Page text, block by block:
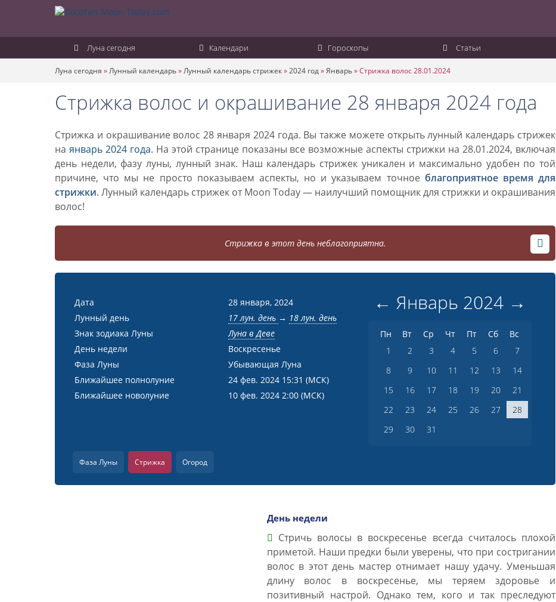
Луна сегодня Календари Гороскопы Статьи
Луна сегодня »Лунный календарь»Лунный календарь стрижек»2024 год»Январь»Стрижка волос 28.01.2024
Стрижка волос и окрашивание 28 января 2024 года
Стрижка и окрашивание волос 28 января 2024 года. Вы также можете открыть лунный календарь стрижек
на январь 2024 года. На этой странице показаны все возможные аспекты стрижки на 28.01.2024, включая
день недели, фазу луны, лунный знак. Наш календарь стрижек уникален и максимально удобен по той
причине, что мы не просто показываем аспекты, но и указываем точное благоприятное время для
стрижки. Лунный календарь стрижек от Moon Today — наилучший помощник для стрижки и окрашивания
волос!
Стрижка в этот день неблагоприятна.
Дата
28 января, 2024
Лунный день
17 лун. день → 18 лун. день
Знак зодиака Луны
Луна в Деве
День недели
Воскресенье
Фаза Луны
Убывающая Луна
Ближайшее полнолуние
24 фев. 2024 15:31 (МСК)
Ближайшее новолуние
10 фев. 2024 2:00 (МСК)
← Январь 2024 →
Пн Вт Ср Чт Пт Сб
Вс
1
2 3 4 5 6
7
8
9 10 11 12 13
14
15
16 17 18 19 20
21
22
23 24 25 26 27
28
29
30 31
Фаза Луны Стрижка Огород
День недели
Стричь волосы в воскресенье всегда считалось плохой
приметой. Наши предки были уверены, что при состригании
волос в этот день мастер отнимает нашу удачу. Уменьшая
длину волос в воскресенье, мы теряем здоровье и
позитивный настрой. Однако тем, кого и так преследуют